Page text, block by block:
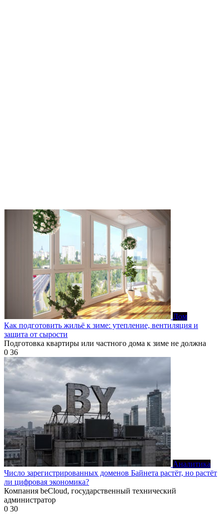
Дом
Как подготовить жильё к зиме: утепление, вентиляция и
защита от сырости
Подготовка квартиры или частного дома к зиме не должна
0 36
Аналитика
Число зарегистрированных доменов Байнета растёт, но растёт
ли цифровая экономика?
Компания beCloud, государственный технический
администратор
0 30